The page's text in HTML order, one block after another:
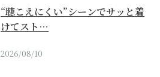
“聴こえにくい”シーンでサッと着
けてスト…
2026/08/10